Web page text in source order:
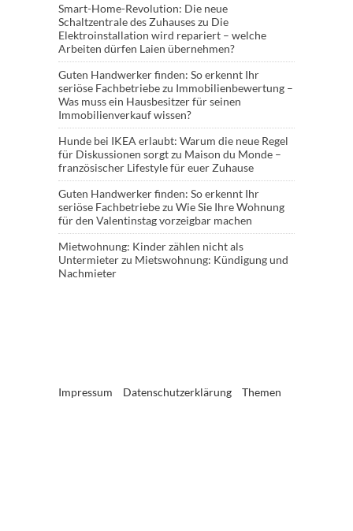
Smart-Home-Revolution: Die neue
Schaltzentrale des Zuhauseszu Die
Elektroinstallation wird repariert – welche
Arbeiten dürfen Laien übernehmen?
Guten Handwerker finden: So erkennt Ihr
seriöse Fachbetriebezu Immobilienbewertung –
Was muss ein Hausbesitzer für seinen
Immobilienverkauf wissen?
Hunde bei IKEA erlaubt: Warum die neue Regel
für Diskussionen sorgtzu Maison du Monde –
französischer Lifestyle für euer Zuhause
Guten Handwerker finden: So erkennt Ihr
seriöse Fachbetriebezu Wie Sie Ihre Wohnung
für den Valentinstag vorzeigbar machen
Mietwohnung: Kinder zählen nicht als
Untermieterzu Mietswohnung: Kündigung und
Nachmieter
Impressum Datenschutzerklärung Themen